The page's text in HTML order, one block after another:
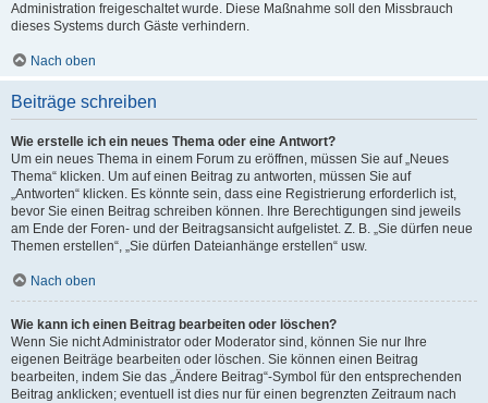
Administration freigeschaltet wurde. Diese Maßnahme soll den Missbrauch
dieses Systems durch Gäste verhindern.
Nach oben
Beiträge schreiben
Wie erstelle ich ein neues Thema oder eine Antwort?
Um ein neues Thema in einem Forum zu eröffnen, müssen Sie auf „Neues
Thema“ klicken. Um auf einen Beitrag zu antworten, müssen Sie auf
„Antworten“ klicken. Es könnte sein, dass eine Registrierung erforderlich ist,
bevor Sie einen Beitrag schreiben können. Ihre Berechtigungen sind jeweils
am Ende der Foren- und der Beitragsansicht aufgelistet. Z. B. „Sie dürfen neue
Themen erstellen“, „Sie dürfen Dateianhänge erstellen“ usw.
Nach oben
Wie kann ich einen Beitrag bearbeiten oder löschen?
Wenn Sie nicht Administrator oder Moderator sind, können Sie nur Ihre
eigenen Beiträge bearbeiten oder löschen. Sie können einen Beitrag
bearbeiten, indem Sie das „Ändere Beitrag“-Symbol für den entsprechenden
Beitrag anklicken; eventuell ist dies nur für einen begrenzten Zeitraum nach